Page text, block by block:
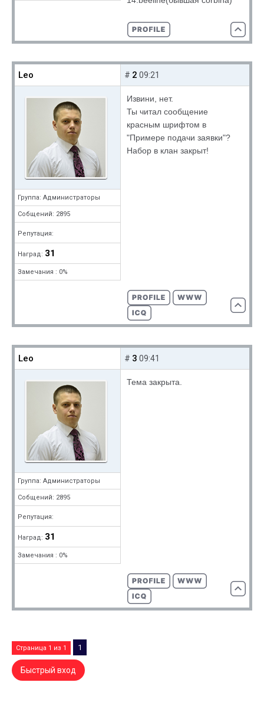
Leo
Группа: Администраторы
Собщений: 2895
Репутация:
Наград: 31
Замечания : 0%
# 2 09:21
Извини, нет.
Ты читал сообщение
красным шрифтом в
"Примере подачи заявки"?
Набор в клан закрыт!
Leo
Группа: Администраторы
Собщений: 2895
Репутация:
Наград: 31
Замечания : 0%
# 3 09:41
Тема закрыта.
Страница 1 из 1 1